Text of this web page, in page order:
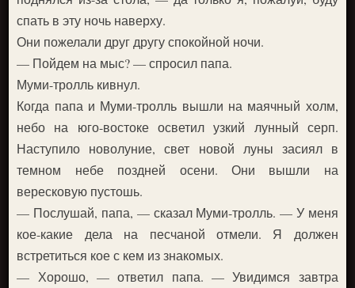
спать в эту ночь наверху.
Они пожелали друг другу спокойной ночи.
— Пойдем на мыс? — спросил папа.
Муми-тролль кивнул.
Когда папа и Муми-тролль вышли на маячный холм,
небо на юго-востоке осветил узкий лунный серп.
Наступило новолуние, свет новой луны засиял в
темном небе поздней осени. Они вышли на
вересковую пустошь.
— Послушай, папа, — сказал Муми-тролль. — У меня
кое-какие дела на песчаной отмели. Я должен
встретиться кое с кем из знакомых.
— Хорошо, — ответил папа. — Увидимся завтра